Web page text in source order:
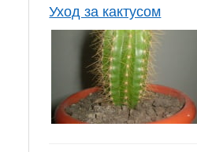
Уход за кактусом